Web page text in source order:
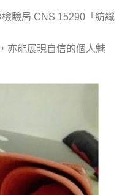
驗局 CNS 15290「紡織
亦能展現自信的個人魅